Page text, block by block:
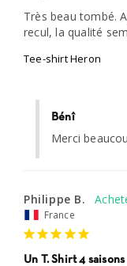
Très beau tombé.
recul, la qualité
Tee-shirt Heron
Bénî
Merci
Philippe B.
France
Un T. Shirt 4 saisons